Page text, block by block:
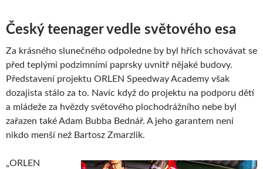
Český teenager vedle světového esa
Za krásného slunečného odpoledne by byl hřích schovávat se
před teplými podzimními paprsky uvnitř nějaké budovy.
Představení projektu ORLEN Speedway Academy však
dozajista stálo za to. Navíc když do projektu na podporu dětí
a mládeže za hvězdy světového plochodrážního nebe byl
zařazen také Adam Bubba Bednář. A jeho garantem není
nikdo menší než Bartosz Zmarzlik.
„ORLEN